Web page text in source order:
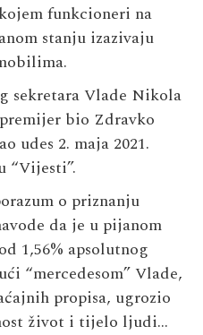
funkcioneri na
stanju izazivaju
sekretara Vlade Nikola
bio Zdravko
udes 2. maja 2021.
“Vijesti”.
o priznanju
da je u pijanom
1,56% apsolutnog
“mercedesom” Vlade,
propisa, ugrozio
život i tijelo ljudi…